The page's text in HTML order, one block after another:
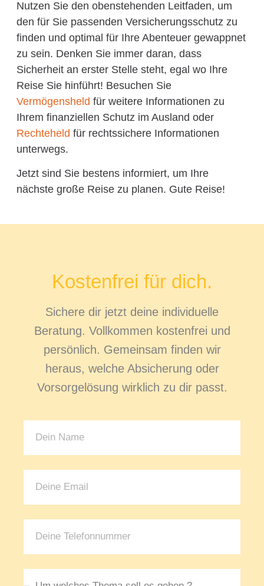
Nutzen Sie den obenstehenden Leitfaden, um
den für Sie passenden Versicherungsschutz zu
finden und optimal für Ihre Abenteuer gewappnet
zu sein. Denken Sie immer daran, dass
Sicherheit an erster Stelle steht, egal wo Ihre
Reise Sie hinführt! Besuchen Sie
Vermögensheld für weitere Informationen zu
Ihrem finanziellen Schutz im Ausland oder
Rechteheld für rechtssichere Informationen
unterwegs.
Jetzt sind Sie bestens informiert, um Ihre
nächste große Reise zu planen. Gute Reise!
Kostenfrei für dich.
Sichere dir jetzt deine individuelle
Beratung. Vollkommen kostenfrei und
persönlich. Gemeinsam finden wir
heraus, welche Absicherung oder
Vorsorgelösung wirklich zu dir passt.